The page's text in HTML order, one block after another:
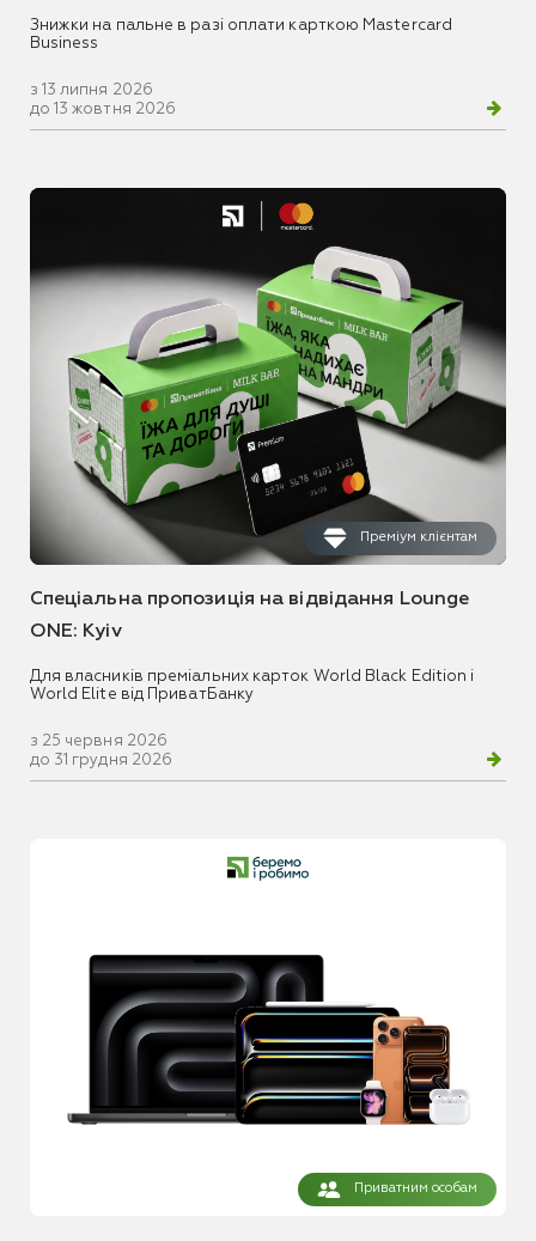
Знижки на пальне в разі оплати карткою Mastercard
Business
з 13 липня 2026
до 13 жовтня 2026
Преміум клієнтам
Спеціальна пропозиція на відвідання Lounge
ONE: Kyiv
Для власників преміальних карток World Black Edition і
World Elite від ПриватБанку
з 25 червня 2026
до 31 грудня 2026
Приватним особам